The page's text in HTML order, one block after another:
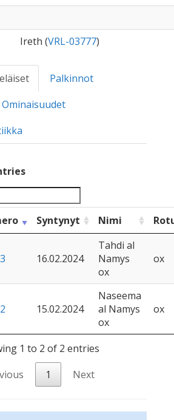
Ireth (VRL-03777)
Palkinnot
Ominaisuudet
Syntynyt Nimi
16.02.2024
Tahdi al
Namys
ox
ox
15.02.2024
Naseema
al Namys
ox
ox
1 to 2 of 2 entries
1 Next